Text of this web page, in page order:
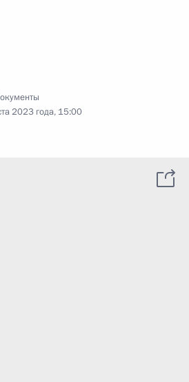
2023 года, 15:00